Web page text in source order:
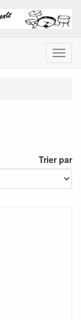
Menu
Trier par